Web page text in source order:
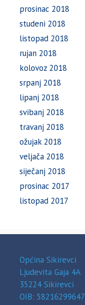
prosinac 2018
studeni 2018
listopad 2018
rujan 2018
kolovoz 2018
srpanj 2018
lipanj 2018
svibanj 2018
travanj 2018
ožujak 2018
veljača 2018
siječanj 2018
prosinac 2017
listopad 2017
Općina Sikirevci
Ljudevita Gaja 4A
35224 Sikirevci
OIB: 58216299647